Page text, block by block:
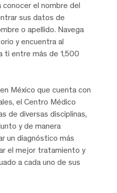
conocer el nombre del
sus datos de
o apellido. Navega
y encuentra al
ti entre más de 1,500
México que cuenta con
el Centro Médico
de diversas disciplinas,
y de manera
un diagnóstico más
el mejor tratamiento y
a cada uno de sus